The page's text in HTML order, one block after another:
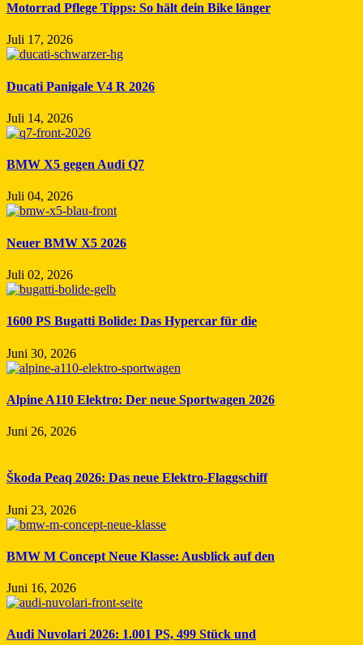
Motorrad Pflege Tipps: So hält dein Bike länger
Juli 17, 2026
Ducati Panigale V4 R 2026
Juli 14, 2026
BMW X5 gegen Audi Q7
Juli 04, 2026
Neuer BMW X5 2026
Juli 02, 2026
1600 PS Bugatti Bolide: Das Hypercar für die
Juni 30, 2026
Alpine A110 Elektro: Der neue Sportwagen 2026
Juni 26, 2026
Škoda Peaq 2026: Das neue Elektro-Flaggschiff
Juni 23, 2026
BMW M Concept Neue Klasse: Ausblick auf den
Juni 16, 2026
Audi Nuvolari 2026: 1.001 PS, 499 Stück und